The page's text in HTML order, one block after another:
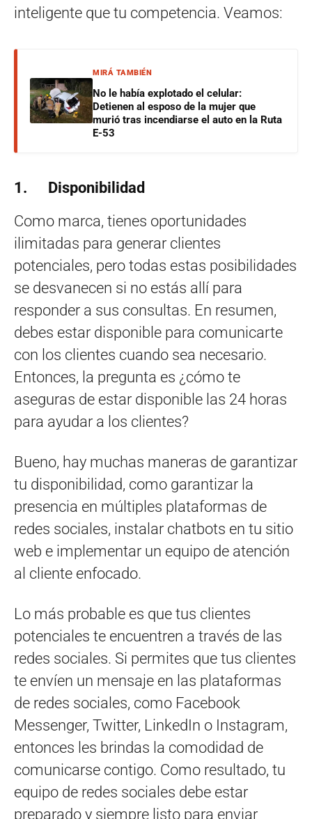
inteligente que tu competencia. Veamos:
MIRÁ TAMBIÉN
No le había explotado el celular:
Detienen al esposo de la mujer que
murió tras incendiarse el auto en la Ruta
E-53
1. Disponibilidad
Como marca, tienes oportunidades
ilimitadas para generar clientes
potenciales, pero todas estas posibilidades
se desvanecen si no estás allí para
responder a sus consultas. En resumen,
debes estar disponible para comunicarte
con los clientes cuando sea necesario.
Entonces, la pregunta es ¿cómo te
aseguras de estar disponible las 24 horas
para ayudar a los clientes?
Bueno, hay muchas maneras de garantizar
tu disponibilidad, como garantizar la
presencia en múltiples plataformas de
redes sociales, instalar chatbots en tu sitio
web e implementar un equipo de atención
al cliente enfocado.
Lo más probable es que tus clientes
potenciales te encuentren a través de las
redes sociales. Si permites que tus clientes
te envíen un mensaje en las plataformas
de redes sociales, como Facebook
Messenger, Twitter, LinkedIn o Instagram,
entonces les brindas la comodidad de
comunicarse contigo. Como resultado, tu
equipo de redes sociales debe estar
preparado y siempre listo para enviar